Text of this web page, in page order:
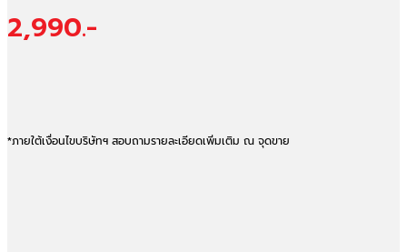
2,990.-
*ภายใต้เงื่อนไขบริษัทฯ สอบถามรายละเอียดเพิ่มเติม ณ จุดขาย